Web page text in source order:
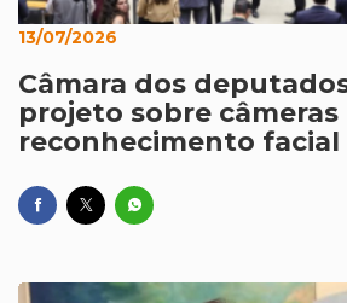
13/07/2026
Câmara dos
projeto sobre câmeras
reconhecimento facial